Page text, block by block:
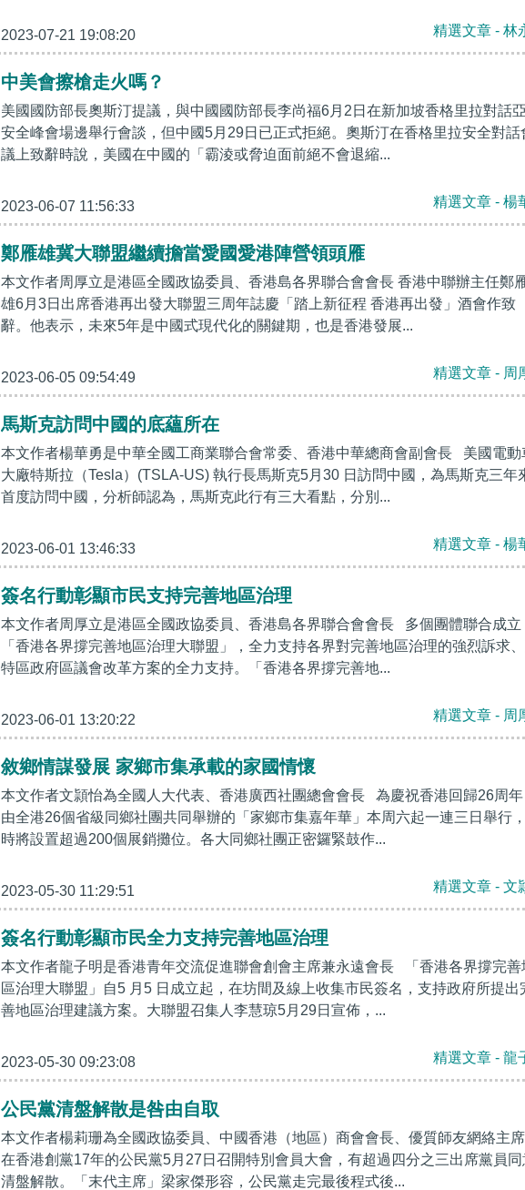
2023-07-21 19:08:20 精選文章 - 林
中美會擦槍走火嗎？
美國國防部長奧斯汀提議，與中國國防部長李尚福6月2日在新加坡香格里拉對話
安全峰會場邊舉行會談，但中國5月29日已正式拒絕。奧斯汀在香格里拉安全對話
議上致辭時說，美國在中國的「霸淩或脅迫面前絕不會退縮...
2023-06-07 11:56:33 精選文章 - 楊
鄭雁雄冀大聯盟繼續擔當愛國愛港陣營領頭雁
本文作者周厚立是港區全國政協委員、香港島各界聯合會會長 香港中聯辦主任鄭
雄6月3日出席香港再出發大聯盟三周年誌慶「踏上新征程 香港再出發」酒會作致
辭。他表示，未來5年是中國式現代化的關鍵期，也是香港發展...
2023-06-05 09:54:49 精選文章 - 周
馬斯克訪問中國的底蘊所在
本文作者楊華勇是中華全國工商業聯合會常委、香港中華總商會副會長 美國電動
大廠特斯拉（Tesla）(TSLA-US) 執行長馬斯克5月30 日訪問中國，為馬斯克三年
首度訪問中國，分析師認為，馬斯克此行有三大看點，分別...
2023-06-01 13:46:33 精選文章 - 楊
簽名行動彰顯市民支持完善地區治理
本文作者周厚立是港區全國政協委員、香港島各界聯合會會長 多個團體聯合成立
「香港各界撐完善地區治理大聯盟」，全力支持各界對完善地區治理的強烈訴求
特區政府區議會改革方案的全力支持。「香港各界撐完善地...
2023-06-01 13:20:22 精選文章 - 周
敘鄉情謀發展 家鄉市集承載的家國情懷
本文作者文頴怡為全國人大代表、香港廣西社團總會會長 為慶祝香港回歸26周年
由全港26個省級同鄉社團共同舉辦的「家鄉市集嘉年華」本周六起一連三日舉行
時將設置超過200個展銷攤位。各大同鄉社團正密鑼緊鼓作...
2023-05-30 11:29:51 精選文章 - 文
簽名行動彰顯市民全力支持完善地區治理
本文作者龍子明是香港青年交流促進聯會創會主席兼永遠會長 「香港各界撐完善
區治理大聯盟」自5 月5 日成立起，在坊間及線上收集市民簽名，支持政府所提出
善地區治理建議方案。大聯盟召集人李慧琼5月29日宣佈，...
2023-05-30 09:23:08 精選文章 - 龍
公民黨清盤解散是咎由自取
本文作者楊莉珊為全國政協委員、中國香港（地區）商會會長、優質師友網絡主席
在香港創黨17年的公民黨5月27日召開特別會員大會，有超過四分之三出席黨員同
清盤解散。「末代主席」梁家傑形容，公民黨走完最後程式後...